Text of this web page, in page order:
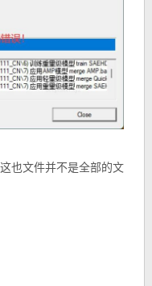
也文件并不是全部的文